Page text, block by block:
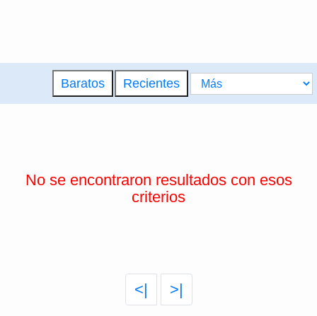
Baratos Recientes
No se encontraron resultados con esos
criterios
<| >|